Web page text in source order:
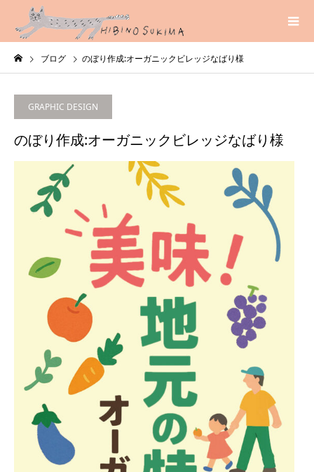
ブログ のぼり作成:オーガニックビレッジなばり様
GRAPHIC DESIGN
のぼり作成:オーガニックビレッジなばり様